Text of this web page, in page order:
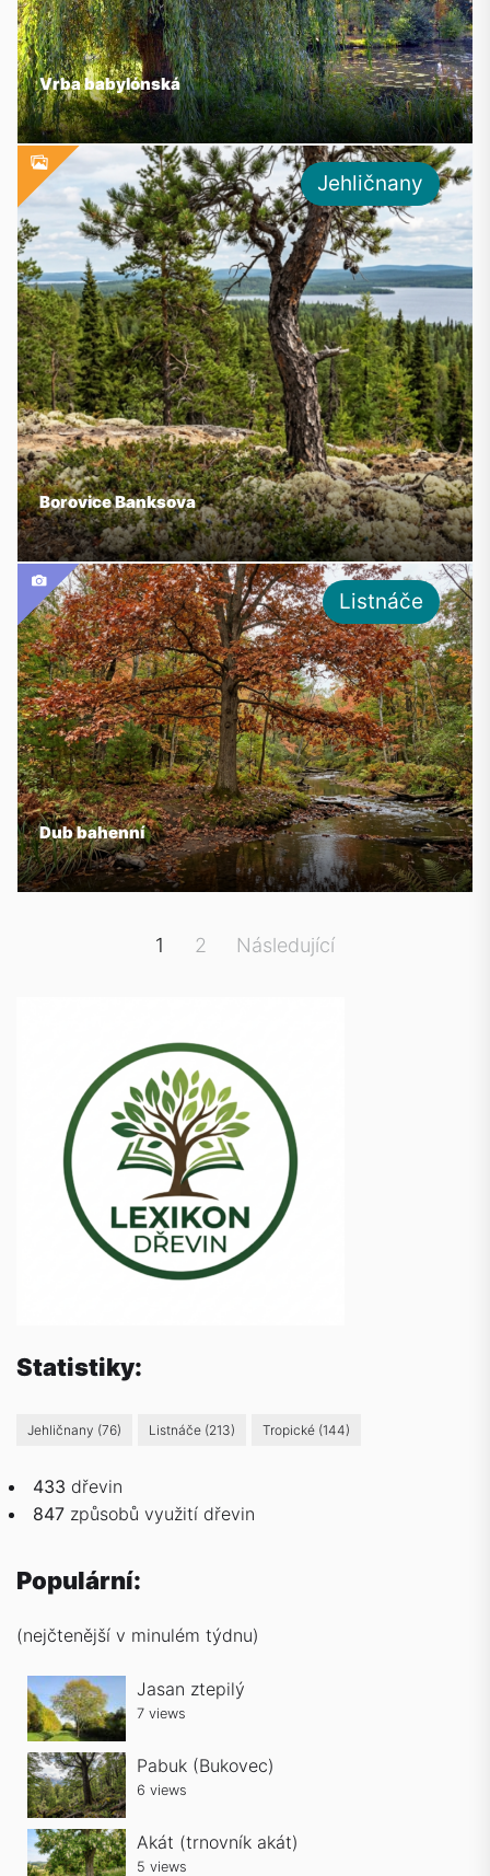
Vrba babylónská
Jehličnany
Borovice Banksova
Listnáče
Dub bahenní
Stránkování
1 2 Následující
Statistiky:
Jehličnany (76) Listnáče (213) Tropické (144)
433 dřevin
847 způsobů využití dřevin
Populární:
(nejčtenější v minulém týdnu)
Jasan ztepilý
7 views
Pabuk (Bukovec)
6 views
Akát (trnovník akát)
5 views